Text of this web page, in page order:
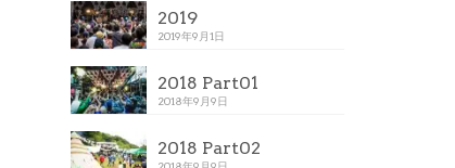
2019
2019年9月1日
2018 Part01
2018年9月9日
2018 Part02